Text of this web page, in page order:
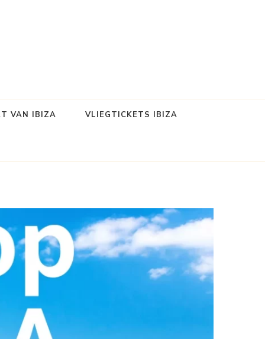
VAN IBIZA VLIEGTICKETS IBIZA